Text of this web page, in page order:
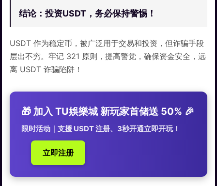
结论：投资USDT，务必保持警惕！
USDT 作为稳定币，被广泛用于交易和投资，但诈骗手段
层出不穷。牢记 321 原则，提高警觉，确保资金安全，远
离 USDT 诈骗陷阱！
🎁 加入 TU娛樂城 新玩家首储送 50% 🎉
限时活动｜支援 USDT 注册、3秒开通立即开玩！
立即注册